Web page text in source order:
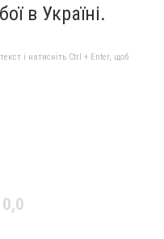
в Україні.
і натисніть Ctrl + Enter, щоб
0,0